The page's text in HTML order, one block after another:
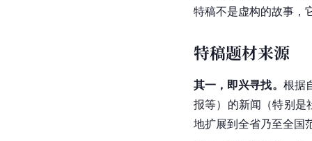
特稿不是虚构的故事，
特稿题材来源
其一，即兴寻找。 根据
报等）的新闻（特别是
地扩展到全省乃至全国